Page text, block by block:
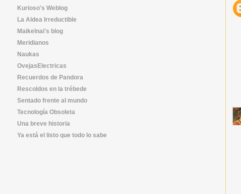
Kurioso's Weblog
La Aldea Irreductible
Maikelnai's blog
Meridianos
Naukas
OvejasElectricas
Recuerdos de Pandora
Rescoldos en la trébede
Sentado frente al mundo
Tecnología Obsoleta
Una breve historia
Ya está el listo que todo lo sabe